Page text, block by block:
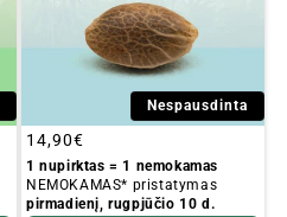
Nespausdinta
Įprastinė
kaina
14,90€
1 nupirktas = 1 nemokamas
NEMOKAMAS* pristatymas
pirmadienį, rugpjūčio 10 d.